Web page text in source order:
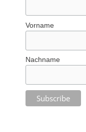
Vorname
Nachname